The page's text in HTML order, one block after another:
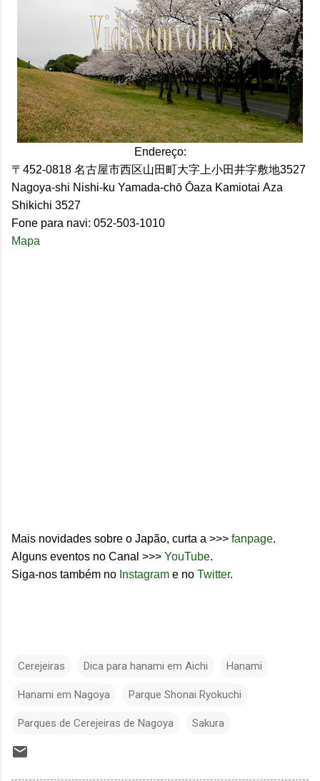
Endereço:
〒452-0818 名古屋市西区山田町大字上小田井字敷地3527
Nagoya-shi Nishi-ku Yamada-chō Ōaza Kamiotai Aza
Shikichi 3527
Fone para navi: 052-503-1010
Mapa
Mais novidades sobre o Japão, curta a >>> fanpage.
Alguns eventos no Canal >>> YouTube.
Siga-nos também no Instagram e no Twitter.
Cerejeiras Dica para hanami em Aichi Hanami
Hanami em Nagoya Parque Shonai Ryokuchi
Parques de Cerejeiras de Nagoya Sakura